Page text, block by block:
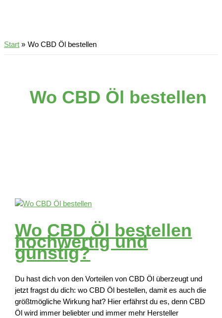
Start Wo CBD Öl bestellen
Wo CBD Öl bestellen
Wo CBD Öl bestellen
hochwertig und
günstig?
Du hast dich von den Vorteilen von CBD Öl überzeugt und
jetzt fragst du dich: wo CBD Öl bestellen, damit es auch die
größtmögliche Wirkung hat? Hier erfährst du es, denn CBD
Öl wird immer beliebter und immer mehr Hersteller